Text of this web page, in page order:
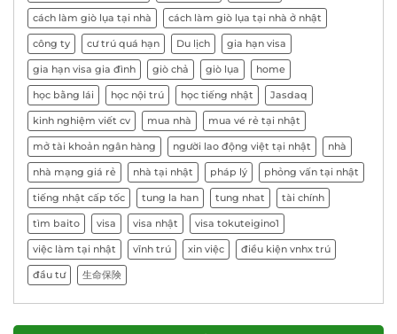
cách làm giò lụa tại nhà cách làm giò lụa tại nhà ở nhật
công ty cư trú quá hạn Du lịch gia hạn visa
gia hạn visa gia đình giò chả giò lụa home
học bằng lái học nội trú học tiếng nhật Jasdaq
kinh nghiệm viết cv mua nhà mua vé rẻ tại nhật
mở tài khoản ngân hàng người lao động việt tại nhật nhà
nhà mạng giá rẻ nhà tại nhật pháp lý phỏng vấn tại nhật
tiếng nhật cấp tốc tung la han tung nhat tài chính
tìm baito visa visa nhật visa tokuteigino1
việc làm tại nhật vĩnh trú xin việc điều kiện vnhx trú
đầu tư 生命保険